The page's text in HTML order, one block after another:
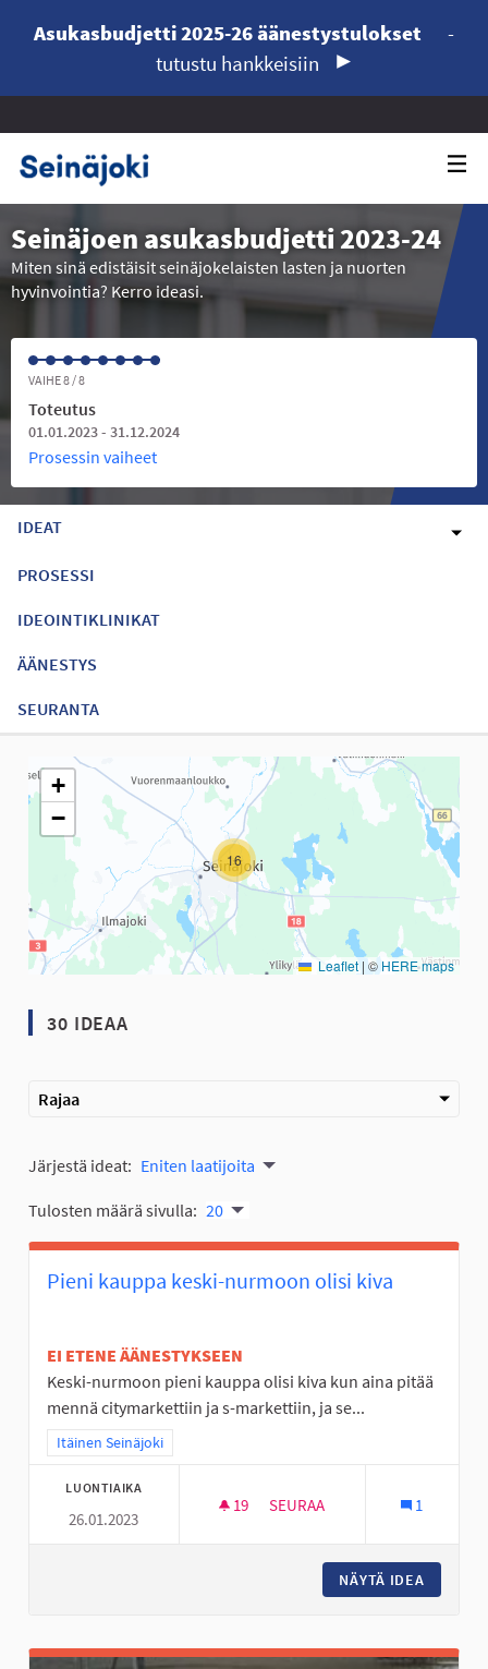
Asukasbudjetti 2025-26 äänestystulokset
-
tutustu hankkeisiin
Seinäjoen asukasbudjetti 2023-24
Miten sinä edistäisit seinäjokelaisten lasten ja nuorten
hyvinvointia? Kerro ideasi.
VAIHE 8 / 8
Toteutus
01.01.2023 - 31.12.2024
Prosessin vaiheet
IDEAT
PROSESSI
IDEOINTIKLINIKAT
ÄÄNESTYS
SEURANTA
Seuraavassa elementissä on kartta, joka esittää tämän sivun
16
+
−
Leaflet | ©HERE maps
30 IDEAA
Rajaa
Järjestä ideat: Eniten laatijoita
Tulosten määrä sivulla: 20
Pieni kauppa keski-nurmoon olisi kiva
EI ETENE ÄÄNESTYKSEEN
Keski-nurmoon pieni kauppa olisi kiva kun aina pitää
mennä citymarkettiin ja s-markettiin, ja se...
Rajaa tulokset teeman mukaan: Itäinen Seinäjoki
Itäinen Seinäjoki
LUONTIAIKA
26.01.2023
19 19 SEURAAJAA
SEURAA 1
NÄYTÄ IDEA